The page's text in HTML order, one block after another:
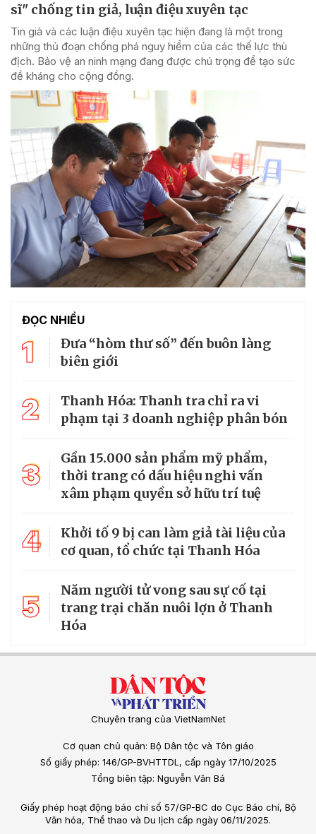
sĩ" chống tin giả, luận điệu xuyên tạc
Tin giả và các luận điệu xuyên tạc hiện đang là một trong
những thủ đoạn chống phá nguy hiểm của các thế lực thù
địch. Bảo vệ an ninh mạng đang được chú trọng để tạo sức
đề kháng cho cộng đồng.
ĐỌC NHIỀU
1
Đưa “hòm thư số” đến buôn làng
biên giới
2
Thanh Hóa: Thanh tra chỉ ra vi
phạm tại 3 doanh nghiệp phân bón
3
Gần 15.000 sản phẩm mỹ phẩm,
thời trang có dấu hiệu nghi vấn
xâm phạm quyền sở hữu trí tuệ
4
Khởi tố 9 bị can làm giả tài liệu của
cơ quan, tổ chức tại Thanh Hóa
5
Năm người tử vong sau sự cố tại
trang trại chăn nuôi lợn ở Thanh
Hóa
Chuyên trang của VietNamNet
Cơ quan chủ quản: Bộ Dân tộc và Tôn giáo
Số giấy phép: 146/GP-BVHTTDL, cấp ngày 17/10/2025
Tổng biên tập: Nguyễn Văn Bá
Giấy phép hoạt động báo chí số 57/GP-BC do Cục Báo chí, Bộ
Văn hóa, Thể thao và Du lịch cấp ngày 06/11/2025.